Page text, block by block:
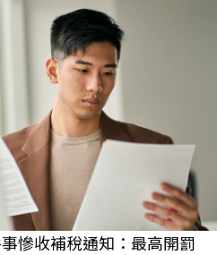
慘收補稅通知：最高開罰